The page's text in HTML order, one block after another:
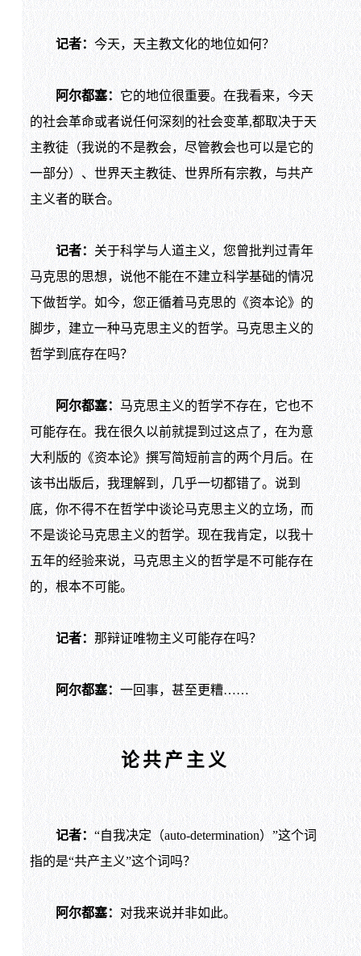
记者： 今天，天主教文化的地位如何？
阿尔都塞： 它的地位很重要。在我看来，今天
的社会革命或者说任何深刻的社会变革,都取决于天
主教徒（我说的不是教会，尽管教会也可以是它的
一部分）、世界天主教徒、世界所有宗教，与共产
主义者的联合。
记者： 关于科学与人道主义，您曾批判过青年
马克思的思想，说他不能在不建立科学基础的情况
下做哲学。如今，您正循着马克思的《资本论》的
脚步，建立一种马克思主义的哲学。马克思主义的
哲学到底存在吗？
阿尔都塞： 马克思主义的哲学不存在，它也不
可能存在。我在很久以前就提到过这点了，在为意
大利版的《资本论》撰写简短前言的两个月后。在
该书出版后，我理解到，几乎一切都错了。说到
底，你不得不在哲学中谈论马克思主义的立场，而
不是谈论马克思主义的哲学。现在我肯定，以我十
五年的经验来说，马克思主义的哲学是不可能存在
的，根本不可能。
记者： 那辩证唯物主义可能存在吗？
阿尔都塞： 一回事，甚至更糟……
论共产主义
记者： “自我决定（auto-determination）”这个词
指的是“共产主义”这个词吗？
阿尔都塞： 对我来说并非如此。